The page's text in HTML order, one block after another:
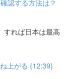
認する方法は？
すれば日本は最高
上がる (12:39)